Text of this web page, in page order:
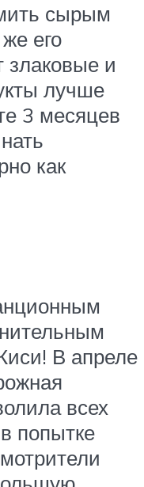
сырым
его
злаковые и
лучше
3 месяцев
как
В апреле
всех
попытке